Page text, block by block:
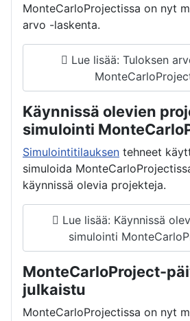
MonteCarloProjectissa on nyt
arvo -laskenta.
Lue lisää: Tuloksen
Käynnissä olevien
simulointi
Simulointitilauksen tehneet
simuloida
käynnissä olevia projekteja.
Lue lisää: Käynnissä
simulointi
MonteCarloProject-
julkaistu
MonteCarloProjectissa on nyt